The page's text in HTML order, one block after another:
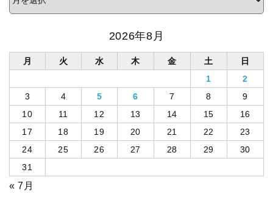
2026年8月
月 火 水 木 金 土
日
1
2
3
4 5 6 7 8
9
10
11 12 13 14 15
16
17
18 19 20 21 22
23
24
25 26 27 28 29
30
31
« 7月